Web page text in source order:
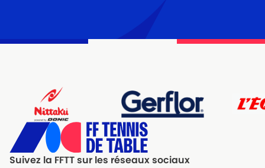
Suivez la FFTT sur les réseaux sociaux